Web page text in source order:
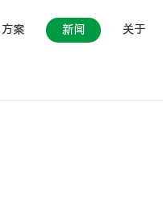
方案 新闻 关于